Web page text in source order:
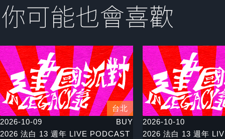
台北
2026-10-09
BUY
2026 法白 13 週年 LIVE PODCAST
2026-10-10
2026 法白 13 週年